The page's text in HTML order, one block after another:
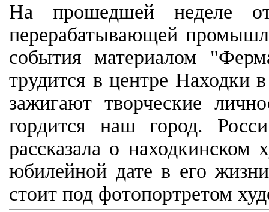
На прошедшей неделе
перерабатывающей
события материалом
трудится в центре Находки
зажигают творческие
гордится наш город.
рассказала о
юбилейной дате в его
стоит под фотопортретом